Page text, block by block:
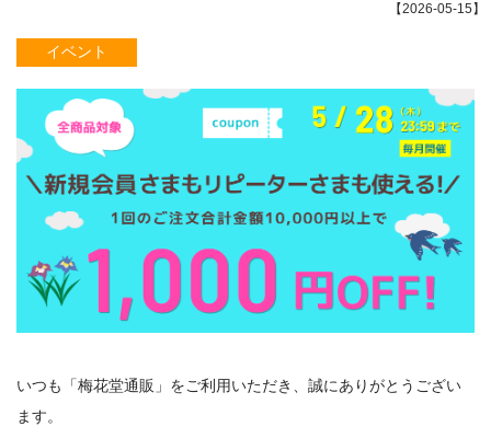
【2026-05-15 】
イベント
いつも「梅花堂通販」をご利用いただき、誠にありがとうござい
ます。